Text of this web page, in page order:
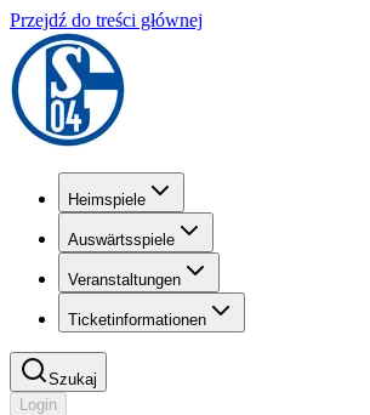
Przejdź do treści głównej
Heimspiele
Auswärtsspiele
Veranstaltungen
Ticketinformationen
Szukaj
Login